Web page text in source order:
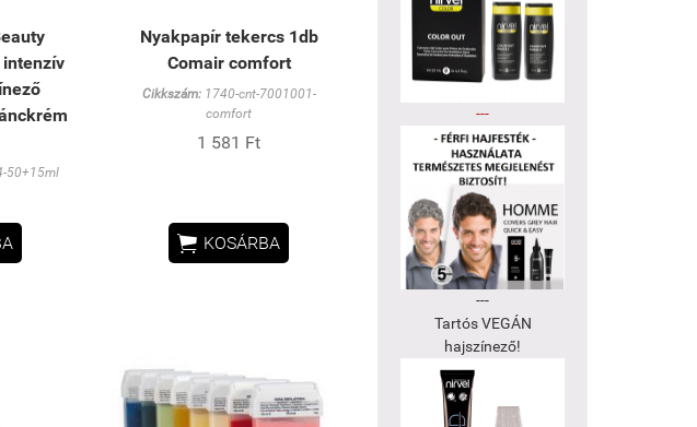
50+15ml
Nyakpapír tekercs 1db
Comair comfort
Cikkszám:1740-cnt-7001001-
comfort
1 581 Ft
 KOSÁRBA
---
---
Tartós VEGÁN
hajszínező!